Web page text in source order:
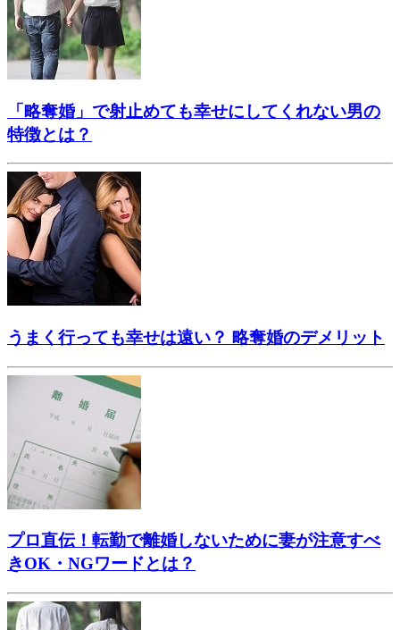
「略奪婚」で射止めても幸せにしてくれない男の
特徴とは？
うまく行っても幸せは遠い？ 略奪婚のデメリット
プロ直伝！転勤で離婚しないために妻が注意すべ
きOK・NGワードとは？